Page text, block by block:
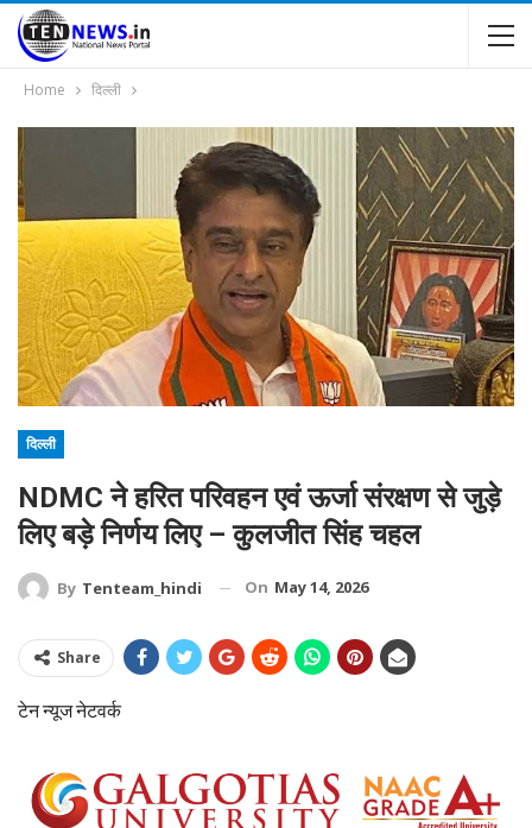
Home दिल्ली
दिल्ली
NDMC ने हरित परिवहन एवं ऊर्जा संरक्षण से जुड़े
लिए बड़े निर्णय लिए – कुलजीत सिंह चहल
By Tenteam_hindi On May 14, 2026
Share
टेन न्यूज नेटवर्क